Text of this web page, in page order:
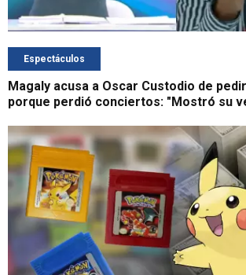
Espectáculos
Magaly acusa a Oscar Custodio de
porque perdió conciertos: "Mostró su